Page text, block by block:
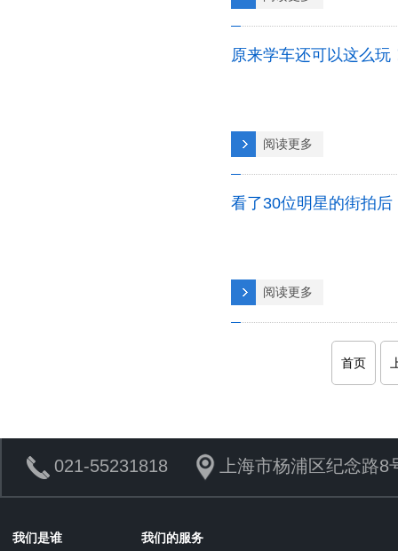
原来学车还可以这么玩
阅读更多
看了30位明星的街拍
阅读更多
首页
021-55231818 上海市杨浦区纪念路
我们是谁 我们的服务